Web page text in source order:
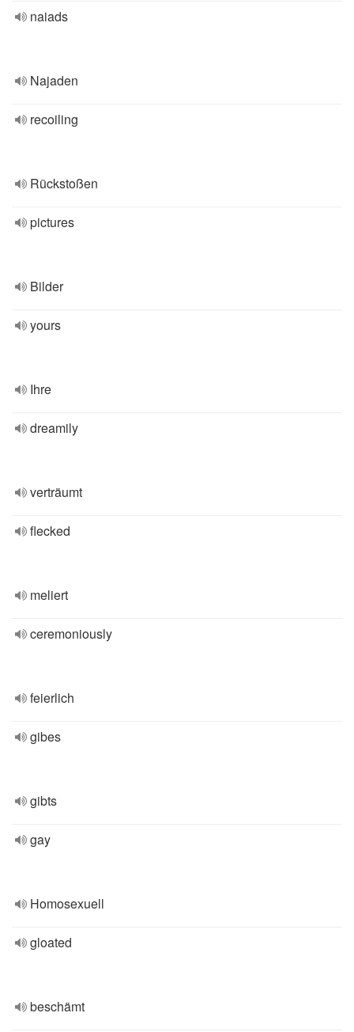
naiads
Najaden
recoiling
Rückstoßen
pictures
Bilder
yours
Ihre
dreamily
verträumt
flecked
meliert
ceremoniously
feierlich
gibes
gibts
gay
Homosexuell
gloated
beschämt